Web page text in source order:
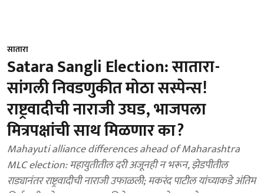
सातारा
Satara Sangli Election: सातारा-
सांगली निवडणुकीत मोठा सस्पेन्स!
राष्ट्रवादीची नाराजी उघड, भाजपला
मित्रपक्षांची साथ मिळणार का?
Mahayuti alliance differences ahead of Maharashtra
MLC election: महायुतीतील दरी अजूनही न भरून, झेडपीतील
राड्यानंतर राष्ट्रवादीची नाराजी उफाळली; मकरंद पाटील यांच्याकडे अंतिम